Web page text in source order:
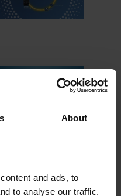
About
and ads, to
to analyse our traffic.